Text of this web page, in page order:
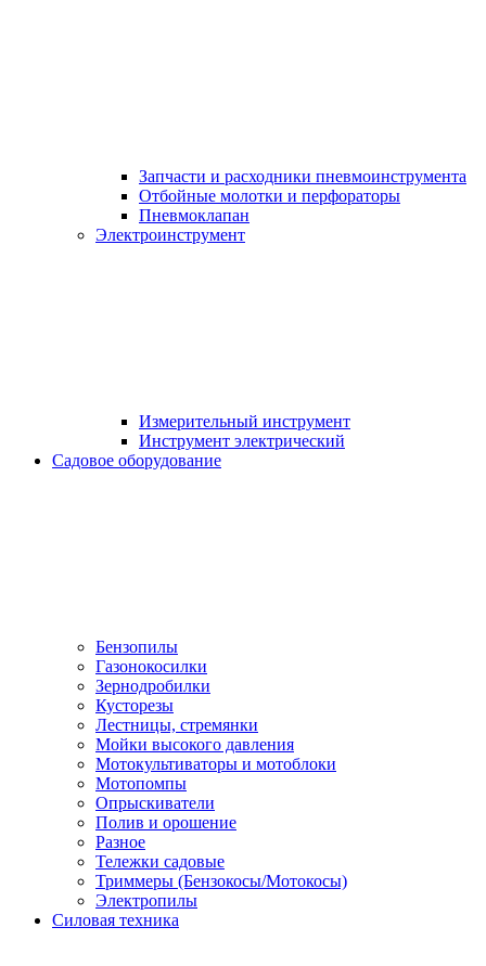
Запчасти и расходники пневмоинструмента
Отбойные молотки и перфораторы
Пневмоклапан
Электроинструмент
Измерительный инструмент
Инструмент электрический
Садовое оборудование
Бензопилы
Газонокосилки
Зернодробилки
Кусторезы
Лестницы, стремянки
Мойки высокого давления
Мотокультиваторы и мотоблоки
Мотопомпы
Опрыскиватели
Полив и орошение
Разное
Тележки садовые
Триммеры (Бензокосы/Мотокосы)
Электропилы
Силовая техника